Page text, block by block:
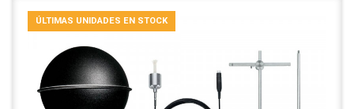
ÚLTIMAS UNIDADES EN STOCK